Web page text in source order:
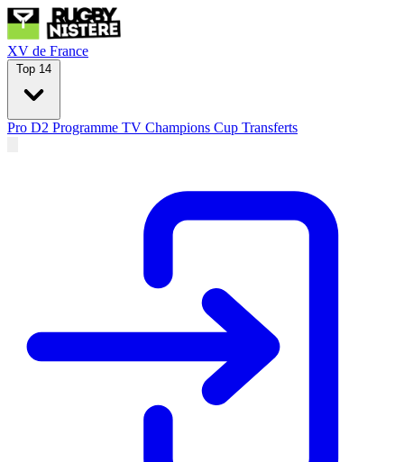
XV de France
Top 14
Pro D2 Programme TV Champions Cup Transferts